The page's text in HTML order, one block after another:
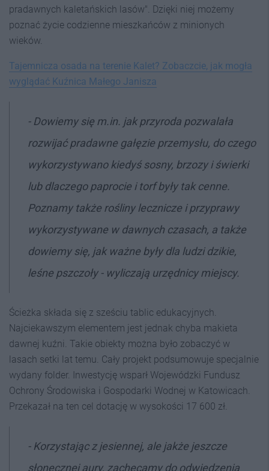
pradawnych kaletańskich lasów". Dzięki niej możemy
poznać życie codzienne mieszkańców z minionych
wieków.
Tajemnicza osada na terenie Kalet? Zobaczcie, jak mogła
wyglądać Kuźnica Małego Janisza
- Dowiemy się m.in. jak przyroda pozwalała
rozwijać pradawne gałęzie przemysłu, do czego
wykorzystywano kiedyś sosny, brzozy i świerki
lub dlaczego paprocie i torf były tak cenne.
Poznamy także rośliny lecznicze i przyprawy
wykorzystywane w dawnych czasach, a także
dowiemy się, jak ważne były dla ludzi dzikie,
leśne pszczoły - wyliczają urzędnicy miejscy.
Ścieżka składa się z sześciu tablic edukacyjnych.
Najciekawszym elementem jest jednak chyba makieta
dawnej kuźni. Takie obiekty można było zobaczyć w
lasach setki lat temu. Cały projekt podsumowuje specjalnie
wydany folder. Inwestycję wsparł Wojewódzki Fundusz
Ochrony Środowiska i Gospodarki Wodnej w Katowicach.
Przekazał na ten cel dotację w wysokości 17 600 zł.
- Korzystając z jesiennej, ale jakże jeszcze
słonecznej aury, zachęcamy do odwiedzenia